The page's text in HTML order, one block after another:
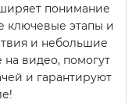
понимание
ключевые этапы и
и небольшие
видео, помогут
и гарантируют